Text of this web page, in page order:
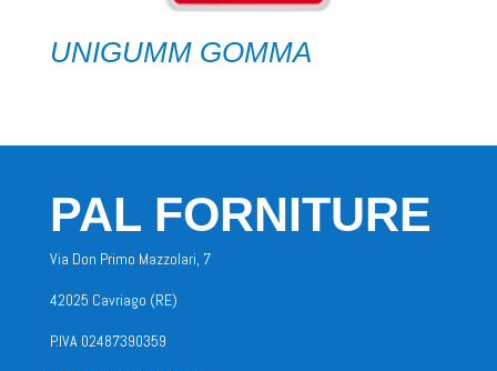
UNIGUMM GOMMA
PAL FORNITURE
Via Don Primo Mazzolari, 7
42025 Cavriago (RE)
P.IVA 02487390359